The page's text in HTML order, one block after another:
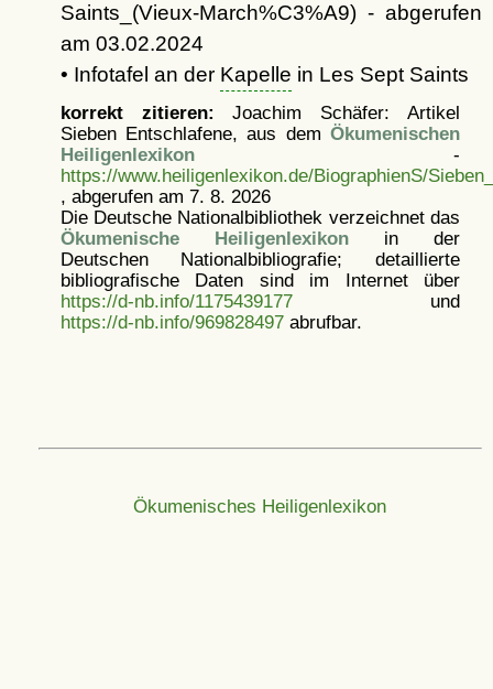
Saints_(Vieux-March%C3%A9) - abgerufen
am 03.02.2024
• Infotafel an der Kapelle in Les Sept Saints
korrekt zitieren: Joachim Schäfer: Artikel
Sieben Entschlafene, aus dem Ökumenischen
Heiligenlexikon-
https://www.heiligenlexikon.de/BiographienS/
, abgerufen am 7. 8. 2026
Die Deutsche Nationalbibliothek verzeichnet das
Ökumenische Heiligenlexikonin der
Deutschen Nationalbibliografie; detaillierte
bibliografische Daten sind im Internet über
https://d-nb.info/1175439177und
https://d-nb.info/969828497abrufbar.
Ökumenisches Heiligenlexikon